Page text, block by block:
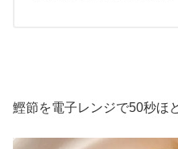
鰹節を電子レンジで50秒ほ